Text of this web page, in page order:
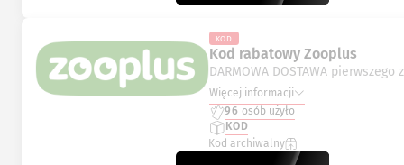
KOD
Kod rabatowy Zooplus
DARMOWA DOSTAWA
Więcej informacji
96 osób użyło
KOD
Kod archiwalny